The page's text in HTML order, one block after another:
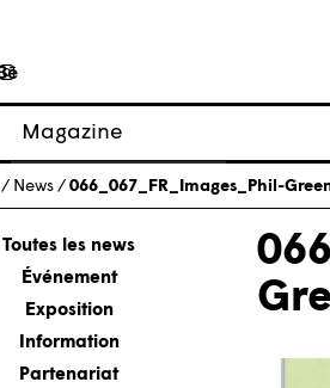
Magazine
Articles
À propos
Numéros
/ News / 066_067_FR_Images_Phil-
Toutes les news
Événement
Exposition
Information
Partenariat